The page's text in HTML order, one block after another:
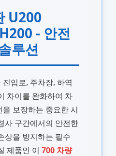
U200
- 안전
루션
진입로, 주차장, 하역
차이를 완화하여 차
보장하는 중요한 시
사 구간에서의 안전한
상을 방지하는 필수
제품인 이 700 차량